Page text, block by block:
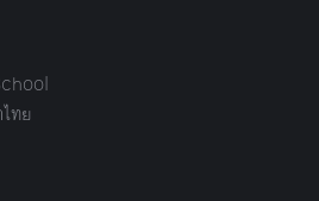
ทย